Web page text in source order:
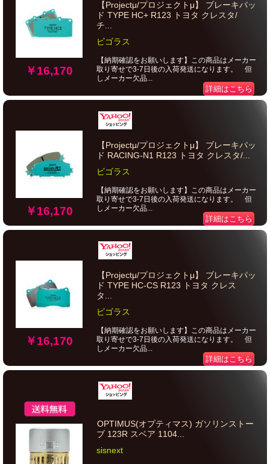
￥16,170
【Projectμ/プロジェクトμ】 ブレーキパッ
ド TYPE HC+ R123 トヨタ クレスタ/
チ...
ビゴラス
【納期確認をお願いします】この商品はメーカー
取り寄せで3-7日後の入荷発送になります。 但
しメーカー欠品...
詳細はこちら
￥16,170
【Projectμ/プロジェクトμ】 ブレーキパッ
ド RACING-N1 R123 トヨタ クレスタ/...
ビゴラス
【納期確認をお願いします】この商品はメーカー
取り寄せで3-7日後の入荷発送になります。 但
しメーカー欠品...
詳細はこちら
￥16,170
【Projectμ/プロジェクトμ】 ブレーキパッ
ド TYPE HC-CS R123 トヨタ クレス
タ...
ビゴラス
【納期確認をお願いします】この商品はメーカー
取り寄せで3-7日後の入荷発送になります。 但
しメーカー欠品...
詳細はこちら
OPTIMUS(オプティマス) ガソリンストー
ブ 123R スベア 1104...
sisnext